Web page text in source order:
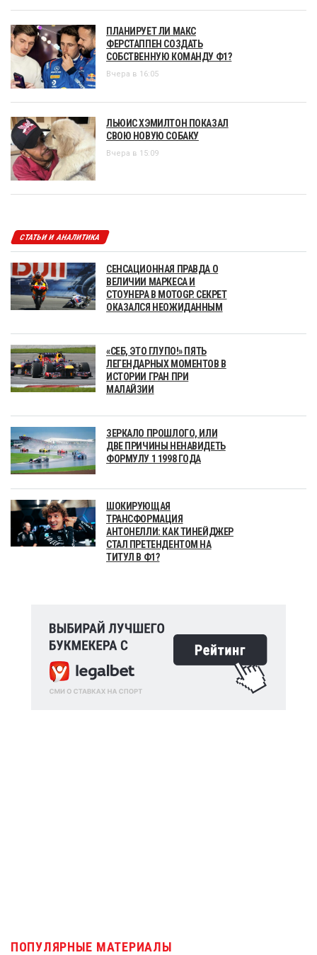
ПЛАНИРУЕТ ЛИ МАКС
ФЕРСТАППЕН СОЗДАТЬ
СОБСТВЕННУЮ КОМАНДУ Ф1?
Вчера в 16:05
ЛЬЮИС ХЭМИЛТОН ПОКАЗАЛ
СВОЮ НОВУЮ СОБАКУ
Вчера в 15:09
СТАТЬИ И АНАЛИТИКА
СЕНСАЦИОННАЯ ПРАВДА О
ВЕЛИЧИИ МАРКЕСА И
СТОУНЕРА В MOTOGP. СЕКРЕТ
ОКАЗАЛСЯ НЕОЖИДАННЫМ
«СЕБ, ЭТО ГЛУПО!» ПЯТЬ
ЛЕГЕНДАРНЫХ МОМЕНТОВ В
ИСТОРИИ ГРАН ПРИ
МАЛАЙЗИИ
ЗЕРКАЛО ПРОШЛОГО, ИЛИ
ДВЕ ПРИЧИНЫ НЕНАВИДЕТЬ
ФОРМУЛУ 1 1998 ГОДА
ШОКИРУЮЩАЯ
ТРАНСФОРМАЦИЯ
АНТОНЕЛЛИ: КАК ТИНЕЙДЖЕР
СТАЛ ПРЕТЕНДЕНТОМ НА
ТИТУЛ В Ф1?
ПОПУЛЯРНЫЕ МАТЕРИАЛЫ